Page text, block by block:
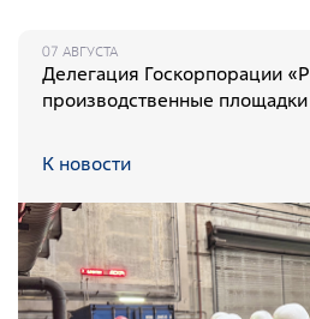
07 АВГУСТА
Делегация Госкорпорации
производственные
К новости
Экология
Экологическая политика ФГУП
Окончательные материалы
окружающую среду